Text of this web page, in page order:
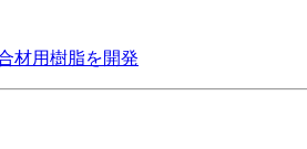
材用樹脂を開発